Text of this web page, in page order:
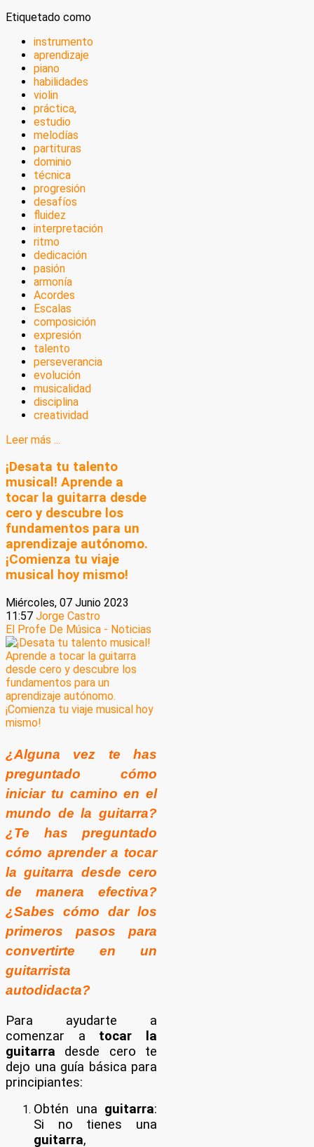
Etiquetado como
instrumento
aprendizaje
piano
habilidades
violin
práctica,
estudio
melodías
partituras
dominio
técnica
progresión
desafíos
fluidez
interpretación
ritmo
dedicación
pasión
armonía
Acordes
Escalas
composición
expresión
talento
perseverancia
evolución
musicalidad
disciplina
creatividad
Leer más ...
¡Desata tu talento
musical! Aprende a
tocar la guitarra desde
cero y descubre los
fundamentos para un
aprendizaje autónomo.
¡Comienza tu viaje
musical hoy mismo!
Miércoles, 07 Junio 2023
11:57 Jorge Castro
El Profe De Música - Noticias
¿Alguna vez te has
preguntado cómo
iniciar tu camino en el
mundo de la guitarra?
¿Te has preguntado
cómo aprender a tocar
la guitarra desde cero
de manera efectiva?
¿Sabes cómo dar los
primeros pasos para
convertirte en un
guitarrista
autodidacta?
Para ayudarte a
comenzar a tocar la
guitarra desde cero te
dejo una guía básica para
principiantes:
Obtén una guitarra:
Si no tienes una
guitarra,